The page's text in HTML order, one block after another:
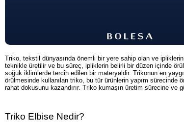
Triko, tekstil dünyasında önemli bir yere sahip olan ve
teknikle üretilir ve bu süreç, ipliklerin belirli bir düzen içinde
soğuk iklimlerde tercih edilen bir materyaldir. Trikonun en
örülmesinde kullanılan triko, bu tür ürünlerin yapım
rahat dokusunu kazandırır. Triko kumaşın üretim sürecine ve
Triko Elbise Nedir?